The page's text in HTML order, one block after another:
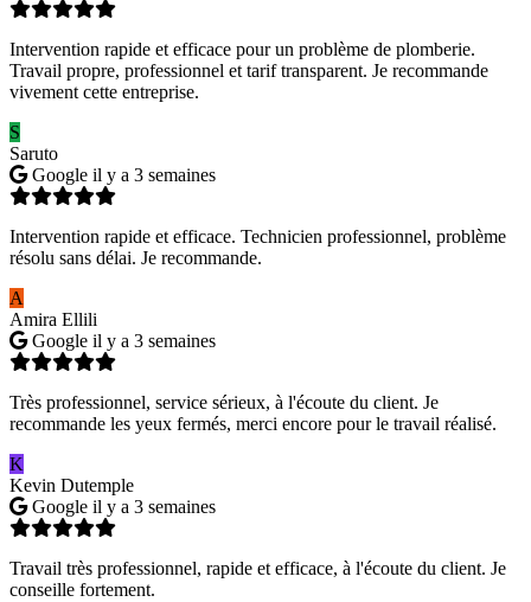
Intervention rapide et efficace pour un problème de plomberie.
Travail propre, professionnel et tarif transparent. Je recommande
vivement cette entreprise.
S
Saruto
Google il y a 3 semaines
Intervention rapide et efficace. Technicien professionnel, problème
résolu sans délai. Je recommande.
A
Amira Ellili
Google il y a 3 semaines
Très professionnel, service sérieux, à l'écoute du client. Je
recommande les yeux fermés, merci encore pour le travail réalisé.
K
Kevin Dutemple
Google il y a 3 semaines
Travail très professionnel, rapide et efficace, à l'écoute du client. Je
conseille fortement.